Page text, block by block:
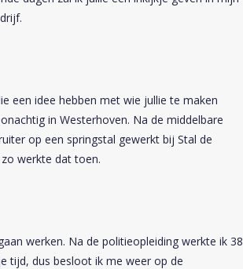
een idee hebben met wie jullie te maken
in Westerhoven. Na de middelbare
op een springstal gewerkt bij Stal de
werkte dat toen.
werken. Na de politieopleiding werkte ik 38
tijd, dus besloot ik me weer op de